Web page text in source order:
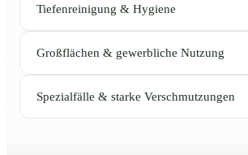
Tiefenreinigung & Hygiene
Großflächen & gewerbliche Nutzung
Spezialfälle & starke Verschmutzungen